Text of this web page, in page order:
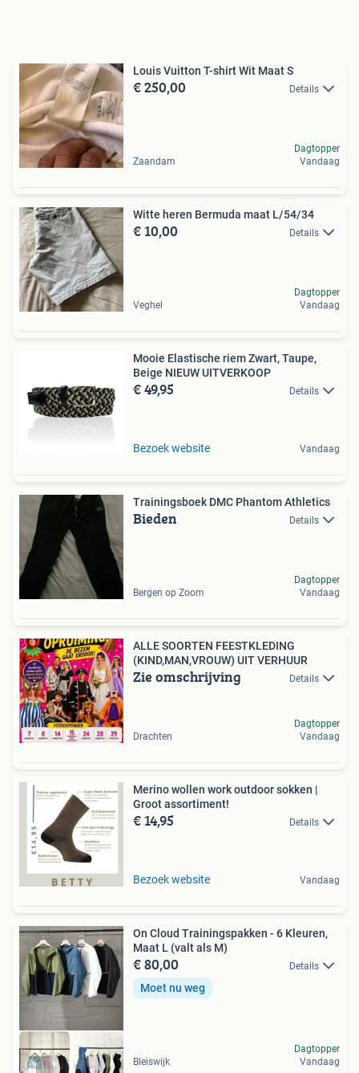
Louis Vuitton T-shirt Wit Maat S
€ 250,00 Details
Zaandam
Dagtopper
Vandaag
Witte heren Bermuda maat L/54/34
€ 10,00 Details
Veghel
Dagtopper
Vandaag
Mooie Elastische riem Zwart, Taupe,
Beige NIEUW UITVERKOOP
€ 49,95 Details
Bezoek website Vandaag
Trainingsboek DMC Phantom Athletics
Bieden Details
Bergen op Zoom
Dagtopper
Vandaag
ALLE SOORTEN FEESTKLEDING
(KIND,MAN,VROUW) UIT VERHUUR
Zie omschrijving Details
Drachten
Dagtopper
Vandaag
Merino wollen work outdoor sokken |
Groot assortiment!
€ 14,95 Details
Bezoek website Vandaag
On Cloud Trainingspakken - 6 Kleuren,
Maat L (valt als M)
€ 80,00 Details
Moet nu weg
Bleiswijk
Dagtopper
Vandaag